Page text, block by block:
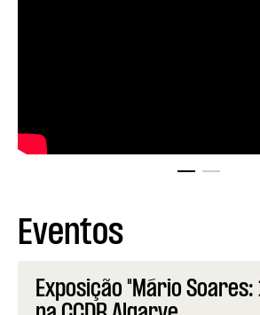
Eventos
Exposição "Mário Soares: